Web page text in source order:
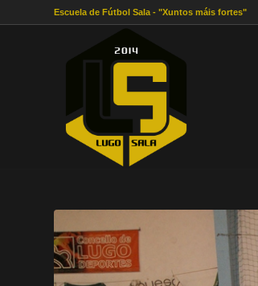
Escuela de Fútbol Sala - "Xuntos máis fortes"